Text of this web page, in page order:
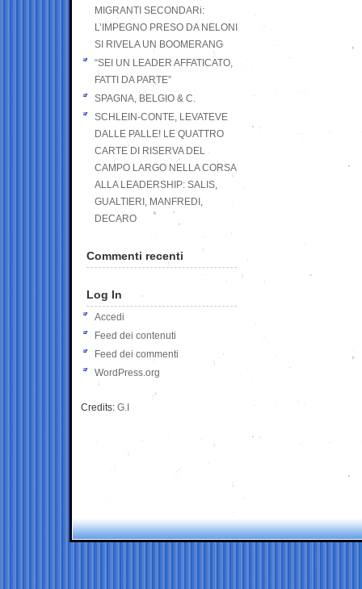
MIGRANTI SECONDARi:
L’IMPEGNO PRESO DA NELONI
SI RIVELA UN BOOMERANG
“SEI UN LEADER AFFATICATO,
FATTI DA PARTE”
SPAGNA, BELGIO & C.
SCHLEIN-CONTE, LEVATEVE
DALLE PALLE! LE QUATTRO
CARTE DI RISERVA DEL
CAMPO LARGO NELLA CORSA
ALLA LEADERSHIP: SALIS,
GUALTIERI, MANFREDI,
DECARO
Commenti recenti
Log In
Accedi
Feed dei contenuti
Feed dei commenti
WordPress.org
Credits: G.I